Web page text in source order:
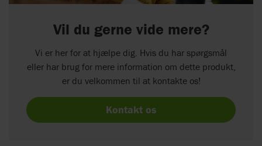
Vil du gerne vide mere?
Vi er her for at hjælpe dig. Hvis du har spørgsmål
eller har brug for mere information om dette produkt,
er du velkommen til at kontakte os!
Kontakt os